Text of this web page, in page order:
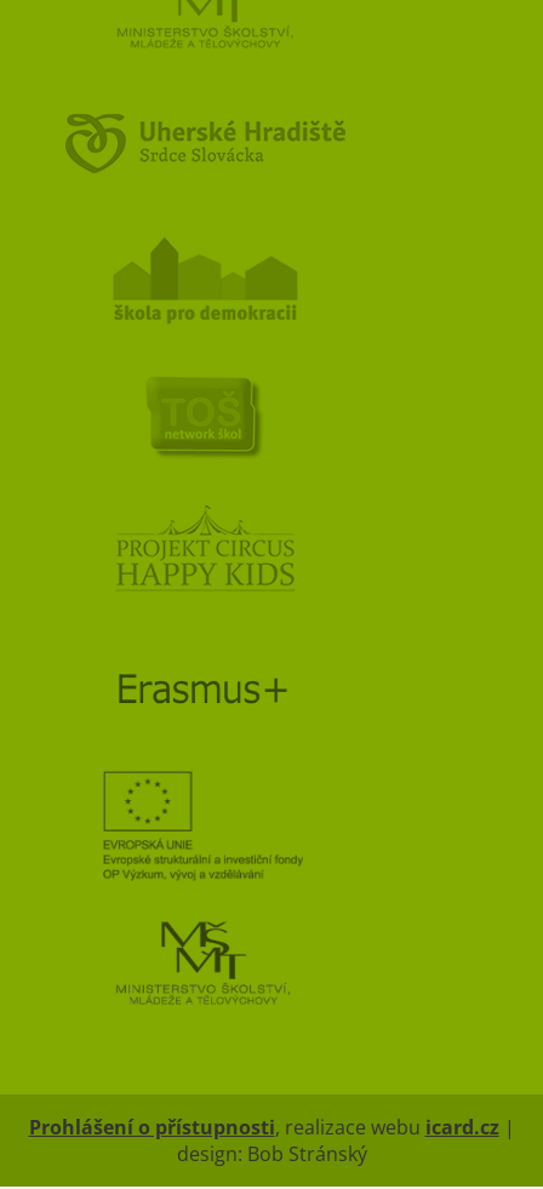
Prohlášení o přístupnosti, realizace webu icard.cz|
design: Bob Stránský